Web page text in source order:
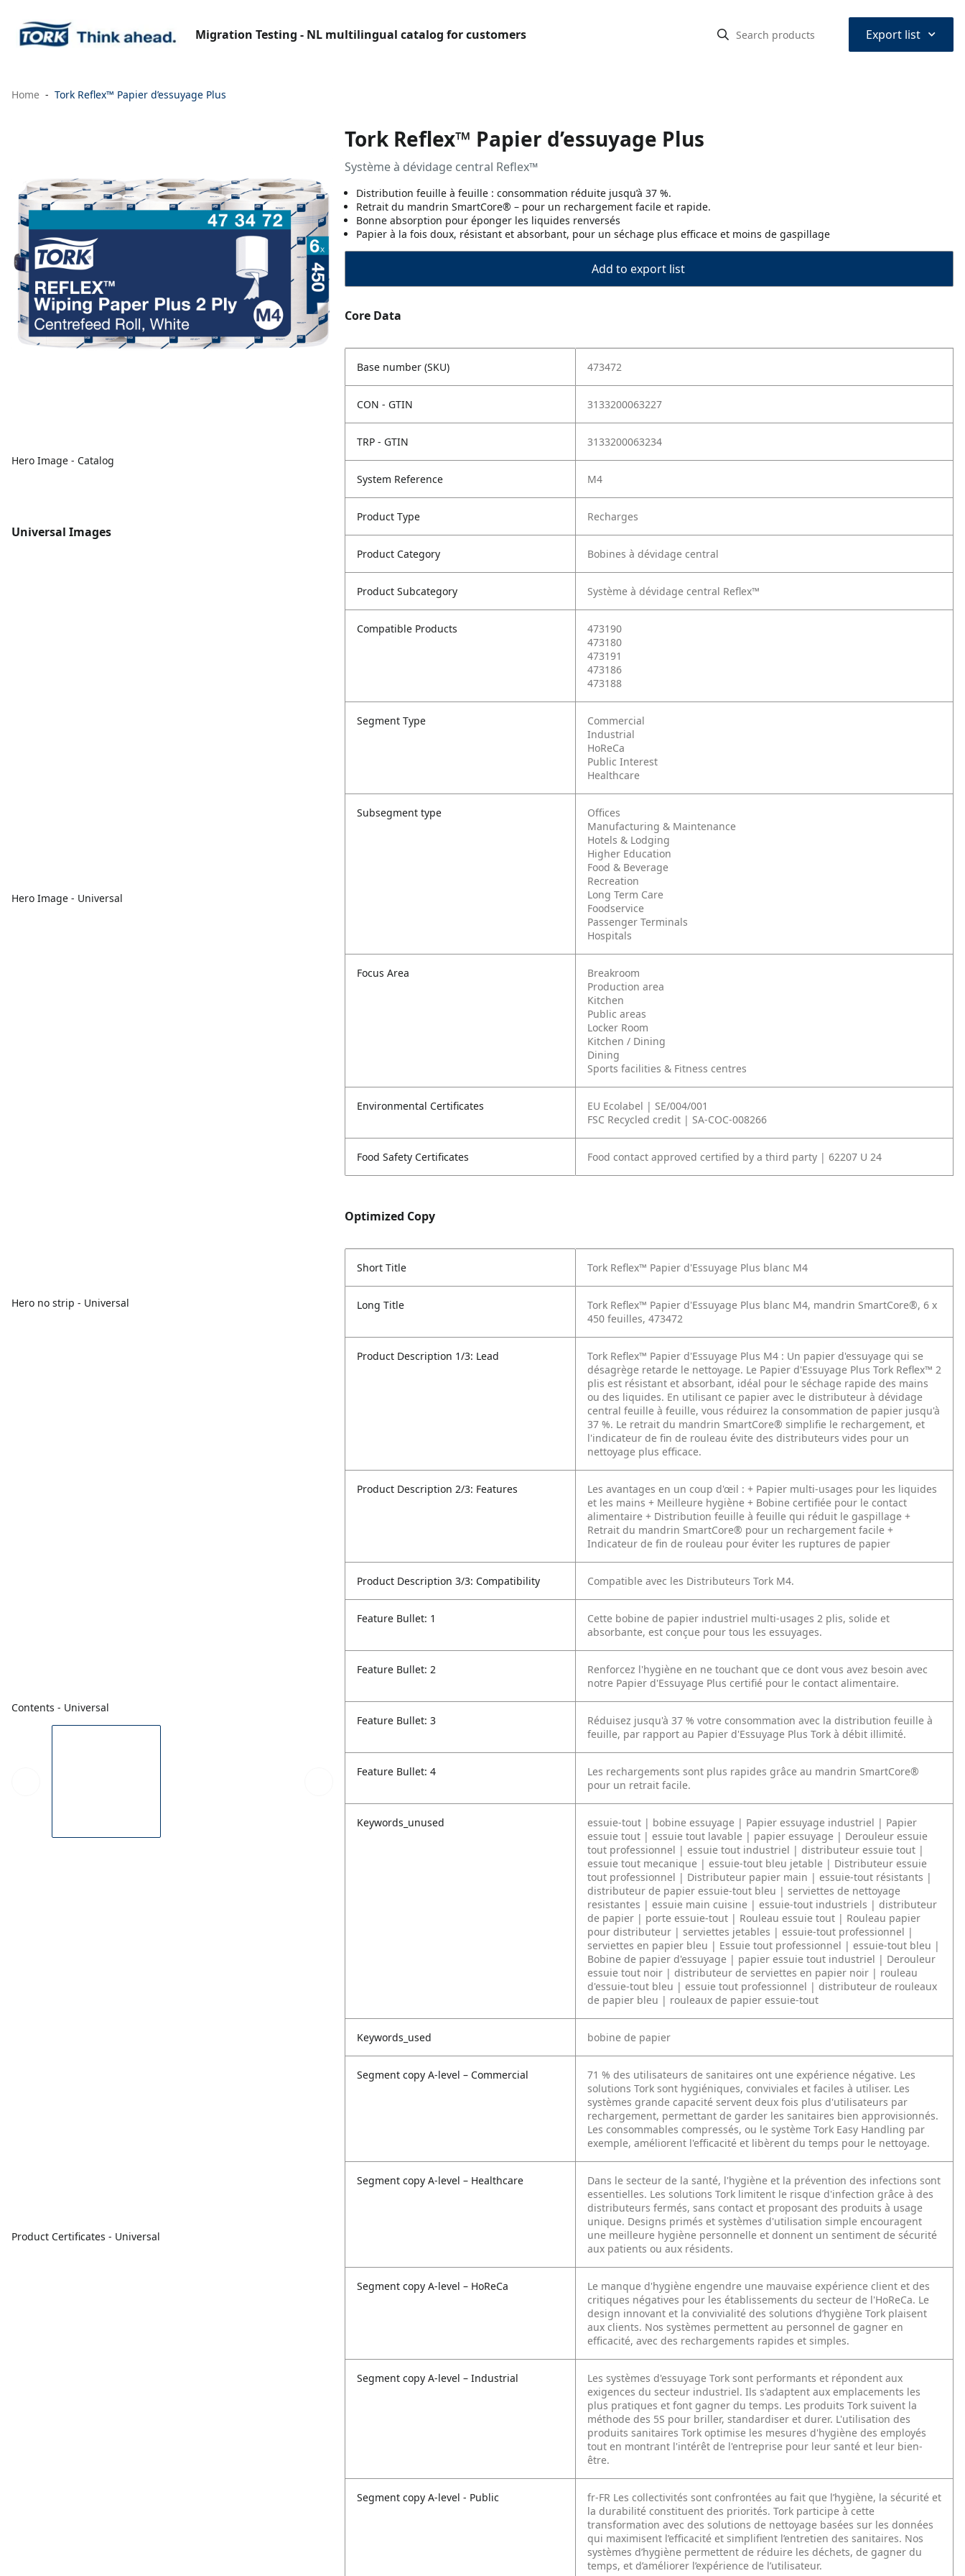
Migration Testing - NL multilingual catalog for customers Export list ⌃
Home Tork Reflex™ Papier d’essuyage Plus
Hero Image - Catalog
Universal Images
Hero Image - Universal
Hero no strip - Universal
Contents - Universal
Product Certificates - Universal
Tork Reflex™ Papier d’essuyage Plus
Système à dévidage central Reflex™
Distribution feuille à feuille : consommation réduite jusqu’à 37 %.
Retrait du mandrin SmartCore® – pour un rechargement facile et rapide.
Bonne absorption pour éponger les liquides renversés
Papier à la fois doux, résistant et absorbant, pour un séchage plus efficace et moins de gaspillage
Add to export list
Core Data
Base number (SKU) 473472
CON - GTIN 3133200063227
TRP - GTIN 3133200063234
System Reference M4
Product Type Recharges
Product Category Bobines à dévidage central
Product Subcategory Système à dévidage central Reflex™
Compatible Products
473190
473180
473191
473186
473188
Segment Type
Commercial
Industrial
HoReCa
Public Interest
Healthcare
Subsegment type
Offices
Manufacturing & Maintenance
Hotels & Lodging
Higher Education
Food & Beverage
Recreation
Long Term Care
Foodservice
Passenger Terminals
Hospitals
Focus Area
Breakroom
Production area
Kitchen
Public areas
Locker Room
Kitchen / Dining
Dining
Sports facilities & Fitness centres
Environmental Certificates
EU Ecolabel | SE/004/001
FSC Recycled credit | SA-COC-008266
Food Safety Certificates Food contact approved certified by a third party | 62207 U 24
Optimized Copy
Short Title Tork Reflex™ Papier d'Essuyage Plus blanc M4
Long Title
Tork Reflex™ Papier d'Essuyage Plus blanc M4, mandrin SmartCore®, 6 x
450 feuilles, 473472
Product Description 1/3: Lead Tork Reflex™ Papier d'Essuyage Plus M4 : Un papier d'essuyage qui se
désagrège retarde le nettoyage. Le Papier d'Essuyage Plus Tork Reflex™ 2
plis est résistant et absorbant, idéal pour le séchage rapide des mains
ou des liquides. En utilisant ce papier avec le distributeur à dévidage
central feuille à feuille, vous réduirez la consommation de papier jusqu'à
37 %. Le retrait du mandrin SmartCore® simplifie le rechargement, et
l'indicateur de fin de rouleau évite des distributeurs vides pour un
nettoyage plus efficace.
Product Description 2/3: Features Les avantages en un coup d'œil : + Papier multi-usages pour les liquides
et les mains + Meilleure hygiène + Bobine certifiée pour le contact
alimentaire + Distribution feuille à feuille qui réduit le gaspillage +
Retrait du mandrin SmartCore® pour un rechargement facile +
Indicateur de fin de rouleau pour éviter les ruptures de papier
Product Description 3/3: Compatibility Compatible avec les Distributeurs Tork M4.
Feature Bullet: 1
Cette bobine de papier industriel multi-usages 2 plis, solide et
absorbante, est conçue pour tous les essuyages.
Feature Bullet: 2
Renforcez l'hygiène en ne touchant que ce dont vous avez besoin avec
notre Papier d'Essuyage Plus certifié pour le contact alimentaire.
Feature Bullet: 3
Réduisez jusqu'à 37 % votre consommation avec la distribution feuille à
feuille, par rapport au Papier d'Essuyage Plus Tork à débit illimité.
Feature Bullet: 4
Les rechargements sont plus rapides grâce au mandrin SmartCore®
pour un retrait facile.
Keywords_unused
essuie-tout | bobine essuyage | Papier essuyage industriel | Papier
essuie tout | essuie tout lavable | papier essuyage | Derouleur essuie
tout professionnel | essuie tout industriel | distributeur essuie tout |
essuie tout mecanique | essuie-tout bleu jetable | Distributeur essuie
tout professionnel | Distributeur papier main | essuie-tout résistants |
distributeur de papier essuie-tout bleu | serviettes de nettoyage
resistantes | essuie main cuisine | essuie-tout industriels | distributeur
de papier | porte essuie-tout | Rouleau essuie tout | Rouleau papier
pour distributeur | serviettes jetables | essuie-tout professionnel |
serviettes en papier bleu | Essuie tout professionnel | essuie-tout bleu |
Bobine de papier d'essuyage | papier essuie tout industriel | Derouleur
essuie tout noir | distributeur de serviettes en papier noir | rouleau
d'essuie-tout bleu | essuie tout professionnel | distributeur de rouleaux
de papier bleu | rouleaux de papier essuie-tout
Keywords_used bobine de papier
Segment copy A-level – Commercial
71 % des utilisateurs de sanitaires ont une expérience négative. Les
solutions Tork sont hygiéniques, conviviales et faciles à utiliser. Les
systèmes grande capacité servent deux fois plus d'utilisateurs par
rechargement, permettant de garder les sanitaires bien approvisionnés.
Les consommables compressés, ou le système Tork Easy Handling par
exemple, améliorent l'efficacité et libèrent du temps pour le nettoyage.
Segment copy A-level – Healthcare
Dans le secteur de la santé, l'hygiène et la prévention des infections sont
essentielles. Les solutions Tork limitent le risque d'infection grâce à des
distributeurs fermés, sans contact et proposant des produits à usage
unique. Designs primés et systèmes d'utilisation simple encouragent
une meilleure hygiène personnelle et donnent un sentiment de sécurité
aux patients ou aux résidents.
Segment copy A-level – HoReCa
Le manque d'hygiène engendre une mauvaise expérience client et des
critiques négatives pour les établissements du secteur de l'HoReCa. Le
design innovant et la convivialité des solutions d’hygiène Tork plaisent
aux clients. Nos systèmes permettent au personnel de gagner en
efficacité, avec des rechargements rapides et simples.
Segment copy A-level – Industrial
Les systèmes d'essuyage Tork sont performants et répondent aux
exigences du secteur industriel. Ils s'adaptent aux emplacements les
plus pratiques et font gagner du temps. Les produits Tork suivent la
méthode des 5S pour briller, standardiser et durer. L'utilisation des
produits sanitaires Tork optimise les mesures d'hygiène des employés
tout en montrant l'intérêt de l'entreprise pour leur santé et leur bien-
être.
Segment copy A-level - Public fr-FR Les collectivités sont confrontées au fait que l’hygiène, la sécurité et
la durabilité constituent des priorités. Tork participe à cette
transformation avec des solutions de nettoyage basées sur les données
qui maximisent l’efficacité et simplifient l’entretien des sanitaires. Nos
systèmes d’hygiène permettent de réduire les déchets, de gagner du
temps, et d’améliorer l’expérience de l’utilisateur.